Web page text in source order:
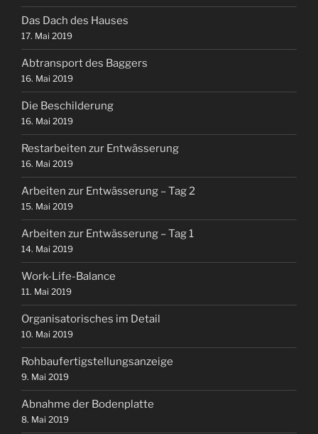
Das Dach des Hauses
17. Mai 2019
Abtransport des Baggers
16. Mai 2019
Die Beschilderung
16. Mai 2019
Restarbeiten zur Entwässerung
16. Mai 2019
Arbeiten zur Entwässerung – Tag 2
15. Mai 2019
Arbeiten zur Entwässerung – Tag 1
14. Mai 2019
Work-Life-Balance
11. Mai 2019
Organisatorisches im Detail
10. Mai 2019
Rohbaufertigstellungsanzeige
9. Mai 2019
Abnahme der Bodenplatte
8. Mai 2019